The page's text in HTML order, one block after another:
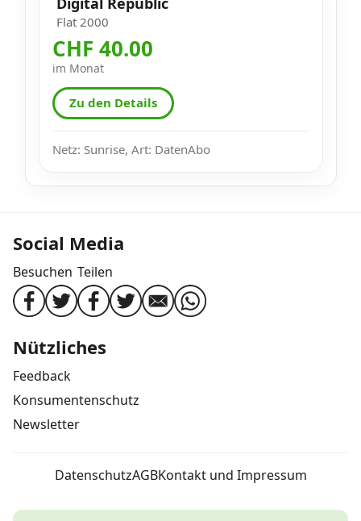
Flat 2000
CHF 40.00
im Monat
Zu den Details
Netz: Sunrise, Art: DatenAbo
Social Media
Besuchen Teilen
Nützliches
Feedback
Konsumentenschutz
Newsletter
DatenschutzAGBKontakt und Impressum